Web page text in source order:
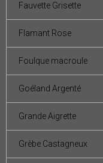
Fauvette Grisette
Flamant Rose
Foulque macroule
Goéland Argenté
Grande Aigrette
Grèbe Castagneux